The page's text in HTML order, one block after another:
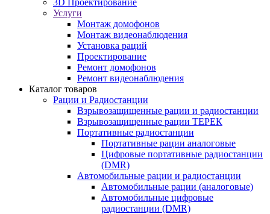
3D Проектирование
Услуги
Монтаж домофонов
Монтаж видеонаблюдения
Установка раций
Проектирование
Ремонт домофонов
Ремонт видеонаблюдения
Каталог товаров
Рации и Радиостанции
Взрывозащищенные рации и радиостанции
Взрывозащищенные рации ТЕРЕК
Портативные радиостанции
Портативные рации аналоговые
Цифровые портативные радиостанции
(DMR)
Автомобильные рации и радиостанции
Автомобильные рации (аналоговые)
Автомобильные цифровые
радиостанции (DMR)